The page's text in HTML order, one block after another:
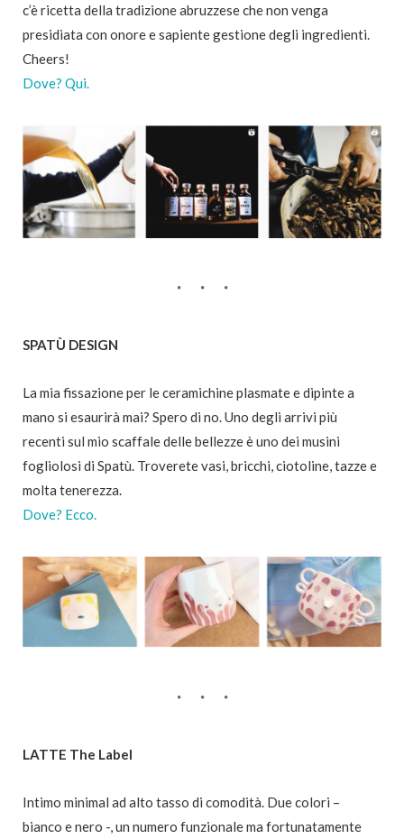
c’è ricetta della tradizione abruzzese che non venga
presidiata con onore e sapiente gestione degli ingredienti.
Cheers!
Dove? Qui.
SPATÙ DESIGN
La mia fissazione per le ceramichine plasmate e dipinte a
mano si esaurirà mai? Spero di no. Uno degli arrivi più
recenti sul mio scaffale delle bellezze è uno dei musini
fogliolosi di Spatù. Troverete vasi, bricchi, ciotoline, tazze e
molta tenerezza.
Dove? Ecco.
LATTE The Label
Intimo minimal ad alto tasso di comodità. Due colori –
bianco e nero -, un numero funzionale ma fortunatamente